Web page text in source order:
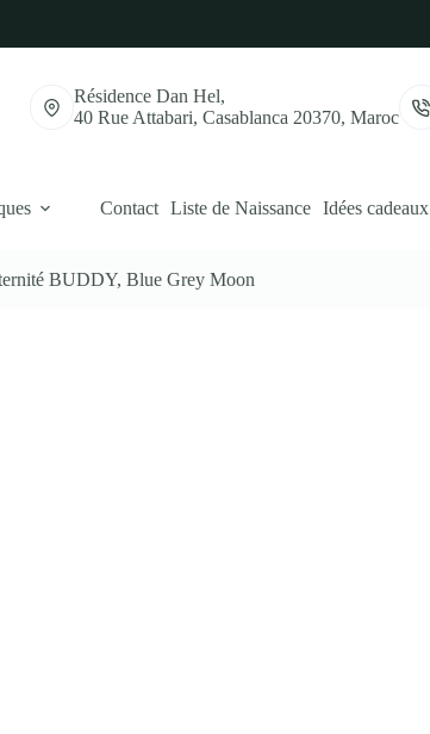
Résidence Dan Hel,
40 Rue Attabari, Casablanca 20370, Maroc
Contact Liste de Naissance Idées cadeaux
BUDDY, Blue Grey Moon